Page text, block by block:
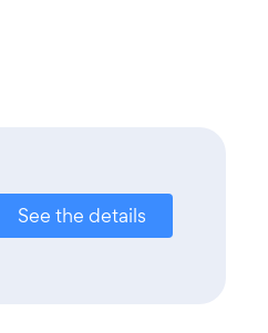
See the details